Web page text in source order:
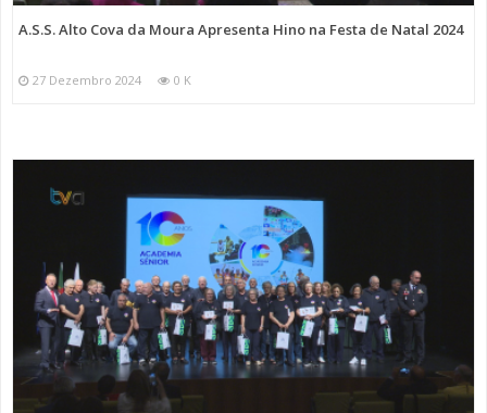
A.S.S. Alto Cova da Moura Apresenta Hino na Festa de Natal 2024
27 Dezembro 2024 0 K